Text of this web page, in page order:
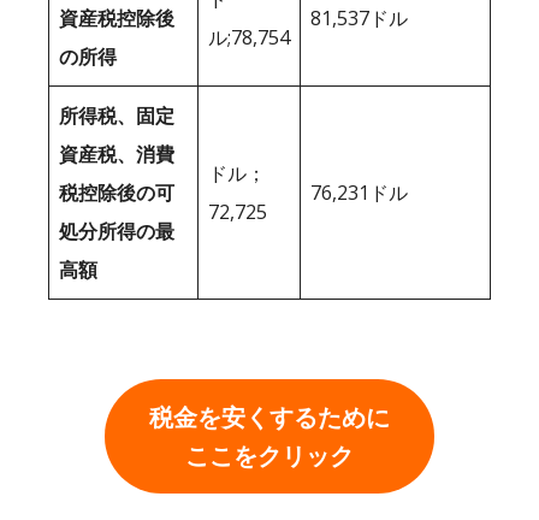
資産税控除後
の所得
ル;78,754
81,537ドル
所得税、固定
資産税、消費
税控除後の可
処分所得の最
高額
ドル；
72,725
76,231ドル
税金を安くするために
ここをクリック